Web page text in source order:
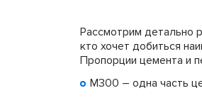
Рассмотрим детально
кто хочет добиться
Пропорции цемента и
М300 – одна часть